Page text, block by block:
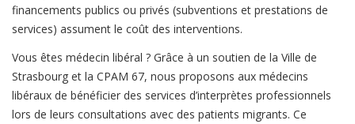
financements publics ou privés (subventions et prestations de
services) assument le coût des interventions.
Vous êtes médecin libéral ? Grâce à un soutien de la Ville de
Strasbourg et la CPAM 67, nous proposons aux médecins
libéraux de bénéficier des services d’interprètes professionnels
lors de leurs consultations avec des patients migrants. Ce